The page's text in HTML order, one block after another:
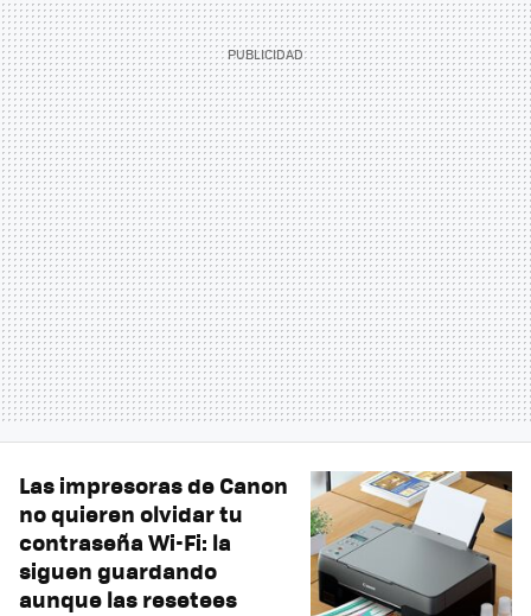
Las impresoras de Canon
no quieren olvidar tu
contraseña Wi-Fi: la
siguen guardando
aunque las resetees